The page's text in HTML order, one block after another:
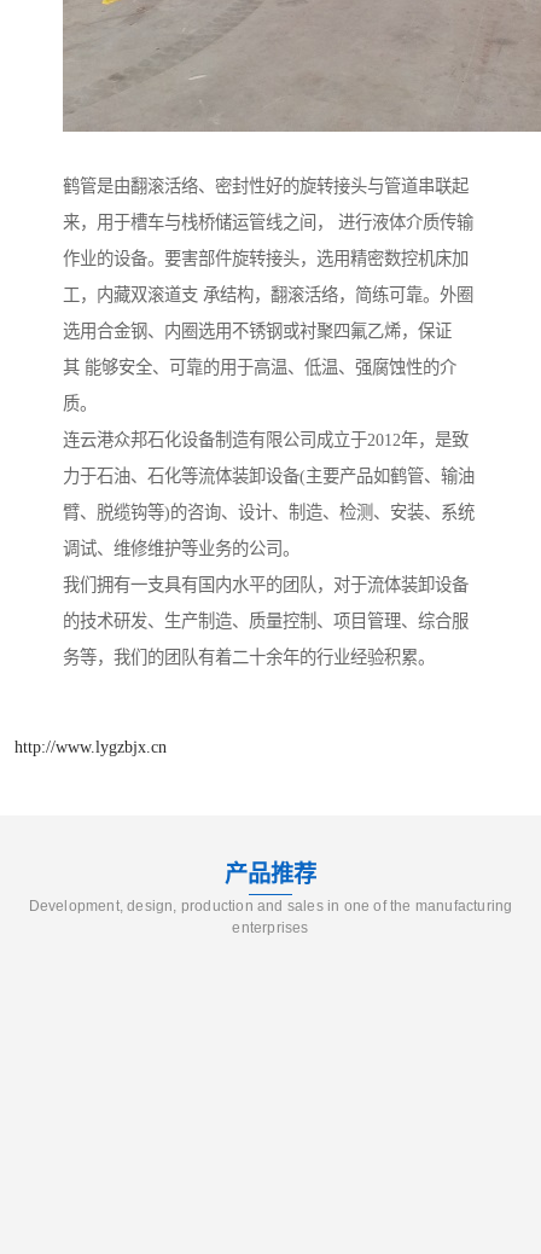
鹤管是由翻滚活络、密封性好的旋转接头与管道串联起
来，用于槽车与栈桥储运管线之间， 进行液体介质传输
作业的设备。要害部件旋转接头，选用精密数控机床加
工，内藏双滚道支 承结构，翻滚活络，简练可靠。外圈
选用合金钢、内圈选用不锈钢或衬聚四氟乙烯，保证
其 能够安全、可靠的用于高温、低温、强腐蚀性的介
质。
连云港众邦石化设备制造有限公司成立于2012年，是致
力于石油、石化等流体装卸设备(主要产品如鹤管、输油
臂、脱缆钩等)的咨询、设计、制造、检测、安装、系统
调试、维修维护等业务的公司。
我们拥有一支具有国内水平的团队，对于流体装卸设备
的技术研发、生产制造、质量控制、项目管理、综合服
务等，我们的团队有着二十余年的行业经验积累。
http://www.lygzbjx.cn
产品推荐
Development, design, production and sales in one of the manufacturing
enterprises